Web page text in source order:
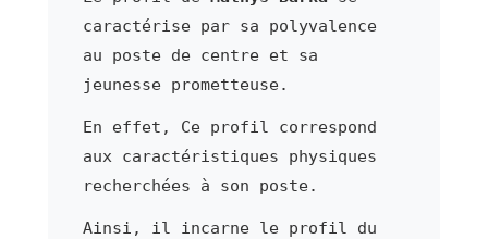
caractérise par sa polyvalence
au poste de centre et sa
jeunesse prometteuse.
En effet, Ce profil correspond
aux caractéristiques physiques
recherchées à son poste.
Ainsi, il incarne le profil du